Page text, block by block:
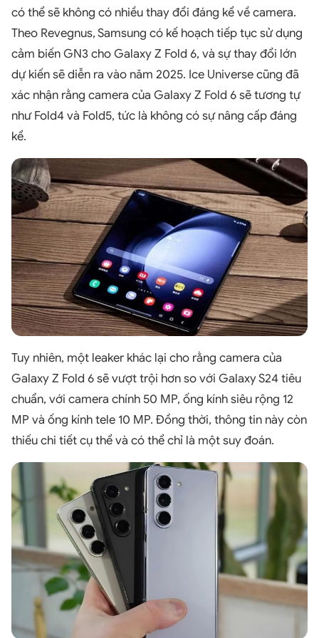
có thể sẽ không có nhiều thay đổi đáng kể về camera.
Theo Revegnus, Samsung có kế hoạch tiếp tục sử dụng
cảm biến GN3 cho Galaxy Z Fold 6, và sự thay đổi lớn
dự kiến sẽ diễn ra vào năm 2025. Ice Universe cũng đã
xác nhận rằng camera của Galaxy Z Fold 6 sẽ tương tự
như Fold4 và Fold5, tức là không có sự nâng cấp đáng
kể.
Tuy nhiên, một leaker khác lại cho rằng camera của
Galaxy Z Fold 6 sẽ vượt trội hơn so với Galaxy S24 tiêu
chuẩn, với camera chính 50 MP, ống kính siêu rộng 12
MP và ống kính tele 10 MP. Đồng thời, thông tin này còn
thiếu chi tiết cụ thể và có thể chỉ là một suy đoán.